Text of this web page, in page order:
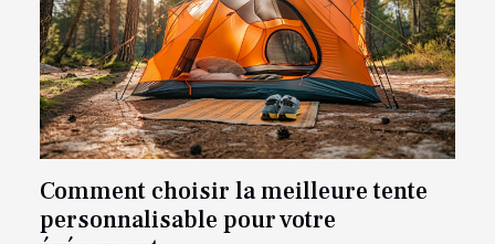
Comment choisir la meilleure tente
personnalisable pour votre